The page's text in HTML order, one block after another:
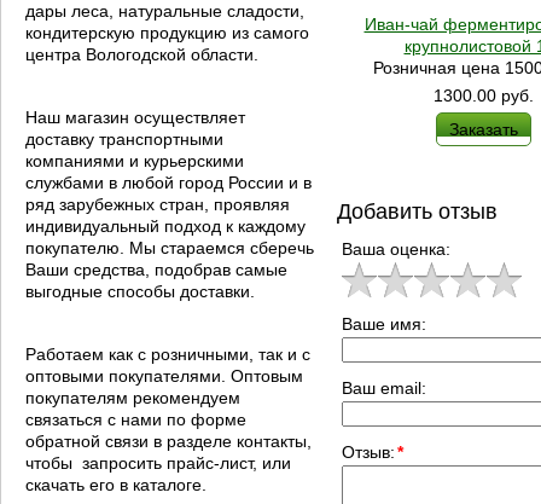
дары леса, натуральные сладости,
кондитерскую продукцию из самого
центра Вологодской области.
Наш магазин осуществляет
доставку транспортными
компаниями и курьерскими
службами в любой город России и в
ряд зарубежных стран, проявляя
индивидуальный подход к каждому
покупателю. Мы стараемся сберечь
Ваши средства, подобрав самые
выгодные способы доставки.
Работаем как с розничными, так и с
оптовыми покупателями. Оптовым
покупателям рекомендуем
связаться с нами по форме
обратной связи в разделе контакты,
чтобы запросить прайс-лист, или
скачать его в каталоге.
Иван-чай
крупнолистовой
Розничная цена
1300.00 руб.
Заказать
Добавить отзыв
Ваша оценка:
Ваше имя:
Ваш email:
Отзыв:*